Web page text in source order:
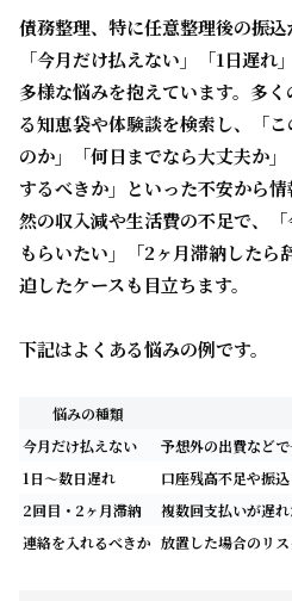
債務整理、特に任意整理後の振
「今月だけ払えない」「1日遅
多様な悩みを抱えています。多
る知恵袋や体験談を検索し、「
のか」「何日までなら大丈夫か
するべきか」といった不安から
然の収入減や生活費の不足で、
もらいたい」「2ヶ月滞納したら
迫したケースも目立ちます。
下記はよくある悩みの例です。
悩みの種類
今月だけ払えない
予想外の出費など
1日〜数日遅れ
口座残高不足や振
2回目・2ヶ月滞納
複数回支払いが遅
連絡を入れるべきか 放置した場合のリ